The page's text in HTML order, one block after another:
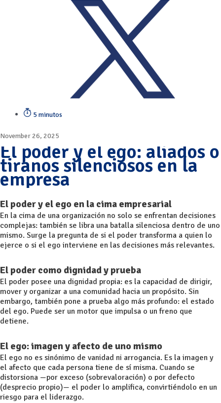
5 minutos
November 26, 2025
El poder y el ego: aliados o
tiranos silenciosos en la
empresa
El poder y el ego en la cima empresarial
En la cima de una organización no solo se enfrentan decisiones
complejas: también se libra una batalla silenciosa dentro de uno
mismo. Surge la pregunta de si el poder transforma a quien lo
ejerce o si el ego interviene en las decisiones más relevantes.
El poder como dignidad y prueba
El poder posee una dignidad propia: es la capacidad de dirigir,
mover y organizar a una comunidad hacia un propósito. Sin
embargo, también pone a prueba algo más profundo: el estado
del ego. Puede ser un motor que impulsa o un freno que
detiene.
El ego: imagen y afecto de uno mismo
El ego no es sinónimo de vanidad ni arrogancia. Es la imagen y
el afecto que cada persona tiene de sí misma. Cuando se
distorsiona —por exceso (sobrevaloración) o por defecto
(desprecio propio)— el poder lo amplifica, convirtiéndolo en un
riesgo para el liderazgo.